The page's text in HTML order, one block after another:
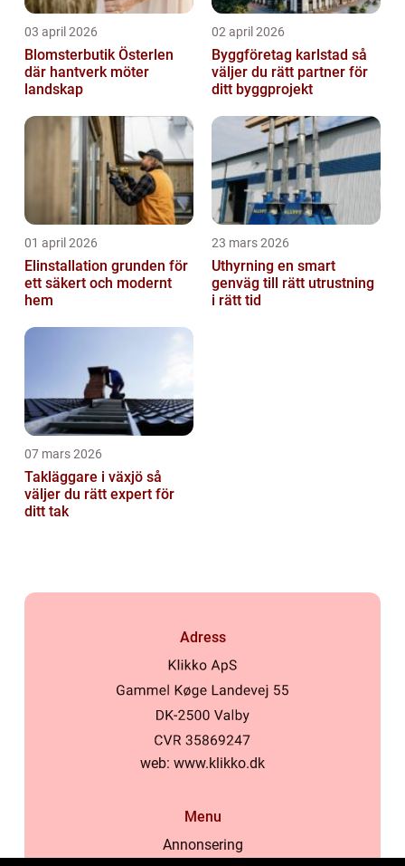
03 april 2026
Blomsterbutik Österlen
där hantverk möter
landskap
02 april 2026
Byggföretag karlstad så
väljer du rätt partner för
ditt byggprojekt
01 april 2026
Elinstallation grunden för
ett säkert och modernt
hem
23 mars 2026
Uthyrning en smart
genväg till rätt utrustning
i rätt tid
07 mars 2026
Takläggare i växjö så
väljer du rätt expert för
ditt tak
Adress
web: www.klikko.dk
Menu
Annonsering